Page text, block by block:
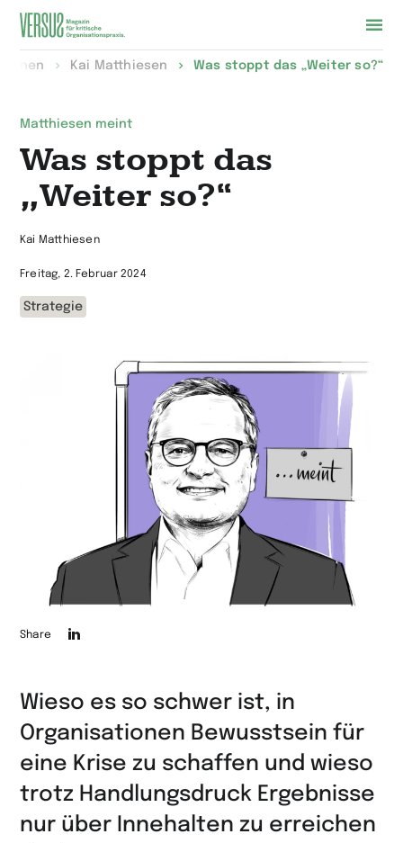
Zur
Kai Matthiesen Was stoppt das „Weiter so?“
Matthiesen meint
Was stoppt das
„Weiter so?“
Kai Matthiesen
Freitag, 2. Februar 2024
Strategie
auf
LinkedIn
teilen
Share
Wieso es so schwer ist, in
Organisationen Bewusstsein für
eine Krise zu schaffen und wieso
trotz Handlungsdruck Ergebnisse
nur über Innehalten zu erreichen